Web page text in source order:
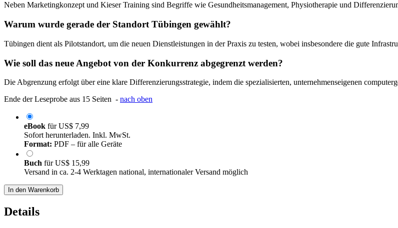
Neben Marketingkonzept und Kieser Training sind Begriffe wie Gesundheitsmanagement, Physiotherapie und
Warum wurde gerade der Standort Tübingen gewählt?
Tübingen dient als Pilotstandort, um die neuen Dienstleistungen in der Praxis zu testen, wobei insbesondere die gute
Wie soll das neue Angebot von der Konkurrenz abgegrenzt werden?
Die Abgrenzung erfolgt über eine klare Differenzierungsstrategie, indem die spezialisierten, unternehmenseigenen
Ende der Leseprobe aus 15 Seiten - nach oben
eBook fürUS$ 7,99
Sofort herunterladen. Inkl. MwSt.
Format: PDF – für alle Geräte
Buch fürUS$ 15,99
Versand in ca. 2-4 Werktagen national, internationaler Versand möglich
In den Warenkorb
Details